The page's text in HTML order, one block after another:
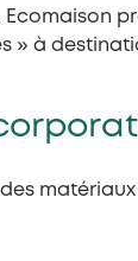
Ecomaison
» à
matériaux